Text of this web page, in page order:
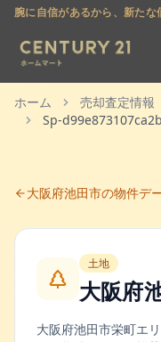
腕に自信があるから、新たな
ホーム 売却査定情報
Sp-
大阪府池田市の物件デ
土地
大阪府
大阪府池田市栄町エ